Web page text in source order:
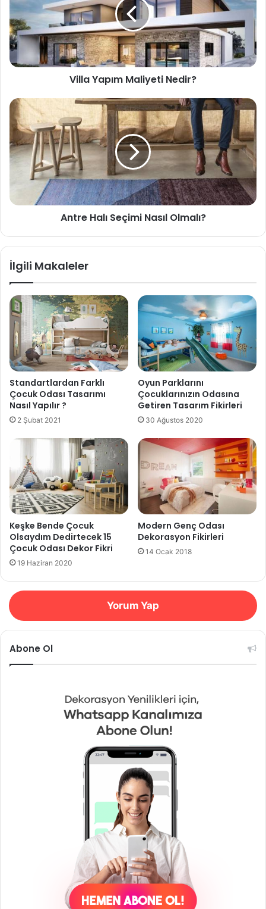
Villa Yapım Maliyeti Nedir?
Antre Halı Seçimi Nasıl Olmalı?
İlgili Makaleler
Standartlardan Farklı
Çocuk Odası Tasarımı
Nasıl Yapılır ?
2 Şubat 2021
Oyun Parklarını
Çocuklarınızın Odasına
Getiren Tasarım Fikirleri
30 Ağustos 2020
Keşke Bende Çocuk
Olsaydım Dedirtecek 15
Çocuk Odası Dekor Fikri
19 Haziran 2020
Modern Genç Odası
Dekorasyon Fikirleri
14 Ocak 2018
Yorum Yap
Abone Ol